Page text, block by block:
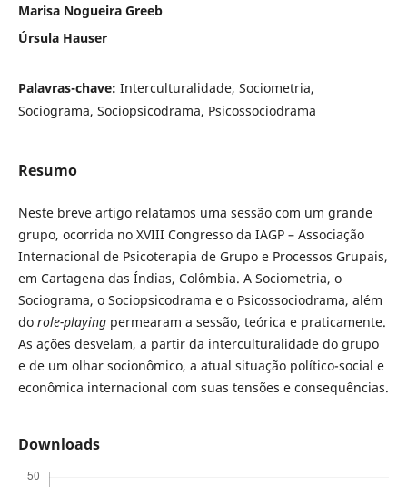
Marisa Nogueira Greeb
Úrsula Hauser
Palavras-chave: Interculturalidade, Sociometria,
Sociograma, Sociopsicodrama, Psicossociodrama
Resumo
Neste breve artigo relatamos uma sessão com um grande
grupo, ocorrida no XVIII Congresso da IAGP – Associação
Internacional de Psicoterapia de Grupo e Processos Grupais,
em Cartagena das Índias, Colômbia. A Sociometria, o
Sociograma, o Sociopsicodrama e o Psicossociodrama, além
do role-playingpermearam a sessão, teórica e praticamente.
As ações desvelam, a partir da interculturalidade do grupo
e de um olhar socionômico, a atual situação político-social e
econômica internacional com suas tensões e consequências.
Downloads